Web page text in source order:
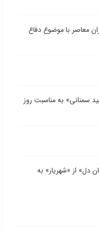
معاصر با موضوع دفاع
سمنانی» به مناسبت روز
دل» از «شهریار» به